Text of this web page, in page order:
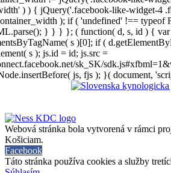
) ) { jQuery('.facebook-like-widget-4
); if ( 'undefined' !== typeof
} } } }; ( function( d, s, id ) { var
s )[0]; if (
s ); js.id = id; js.src =
sk_SK/
js, fjs ); }( document,
Webová stránka bola vytvorená v rámci
Košiciam.
Facebook
Táto stránka používa cookies a služby